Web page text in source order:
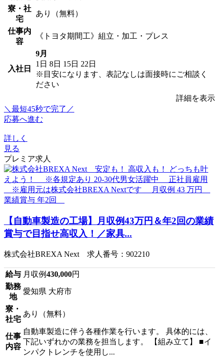
寮・社
宅
あり（無料）
仕事内
容
《トヨタ期間工》組立・加工・プレス
入社日
9月
1日 8日 15日 22日
※目安になります、表記なしは面接時にご相談く
ださい
詳細を表示
＼最短45秒で完了／
応募へ進む
詳しく
見る
プレミア求人
【自動車製造の工場】月収例43万円＆年2回の業績
賞与で目指せ高収入！／家具...
株式会社BREXA Next 求人番号：902210
給与 月収例430,000円
勤務
地
愛知県 大府市
寮・
社宅
あり（無料）
仕事
内容
自動車製造に伴う各種作業を行います。 具体的には、
下記いずれかの業務を担当します。 【組み立て】 ■イ
ンパクトレンチを使用し...